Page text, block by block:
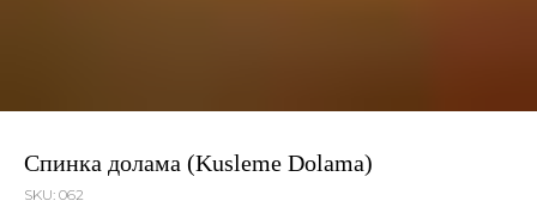
Спинка долама (Kusleme Dolama)
SKU: 062